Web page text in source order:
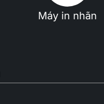
Máy in nhãn